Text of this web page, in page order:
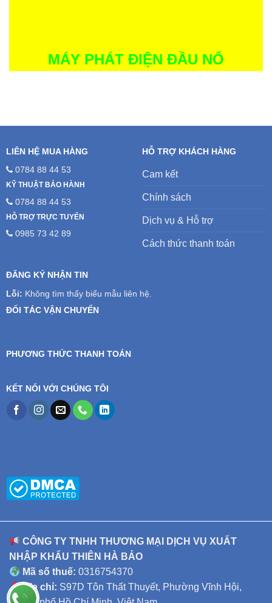
MÁY PHÁT ĐIỆN ĐẦU NỔ
LIÊN HỆ MUA HÀNG
0784 88 44 53
KỸ THUẬT BẢO HÀNH
0784 88 44 53
HỖ TRỢ TRỰC TUYẾN
0985 73 42 89
HỖ TRỢ KHÁCH HÀNG
Cam kết
Chính sách
Dịch vụ & Hỗ trợ
Cách thức thanh toán
ĐĂNG KÝ NHẬN TIN
Lỗi: Không tìm thấy biểu mẫu liên hệ.
ĐỐI TÁC VẬN CHUYỂN
PHƯƠNG THỨC THANH TOÁN
KẾT NỐI VỚI CHÚNG TÔI
CÔNG TY TNHH THƯƠNG MẠI DỊCH VỤ XUẤT
NHẬP KHẨU THIÊN HÀ BẢO
Mã số thuế: 0316754370
Địa chỉ: S97D Tôn Thất Thuyết, Phường Vĩnh Hội,